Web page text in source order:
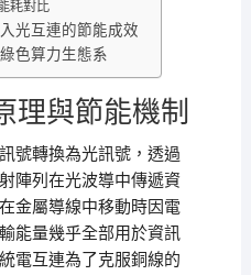
耗對比
光互連的節能成效
色算力生態系
理與節能機制
號轉換為光訊號，透過
陣列在光波導中傳遞資
金屬導線中移動時因電
能量幾乎全部用於資訊
電互連為了克服銅線的